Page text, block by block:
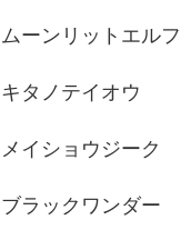
ムーンリットエルフ
キタノテイオウ
メイショウジーク
ブラックワンダー